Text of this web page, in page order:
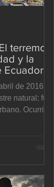
terremoto
y la
Ecuador
de 2016 no
natural; fue,
Ocurrió a
mayo de